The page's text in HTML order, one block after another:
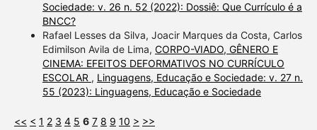
Sociedade: v. 26 n. 52 (2022): Dossiê: Que Currículo é a
BNCC?
Rafael Lesses da Silva, Joacir Marques da Costa, Carlos
Edimilson Avila de Lima, CORPO-VIADO, GÊNERO E
CINEMA: EFEITOS DEFORMATIVOS NO CURRÍCULO
ESCOLAR , Linguagens, Educação e Sociedade: v. 27 n.
55 (2023): Linguagens, Educação e Sociedade
<< < 1 2 3 4 5 6 7 8 9 10 > >>